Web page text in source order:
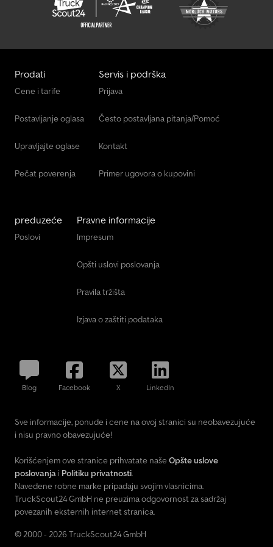
Prodati
Cene i tarife
Postavljanje oglasa
Upravljajte oglase
Pečat poverenja
Servis i podrška
Prijava
Često postavljana pitanja/Pomoć
Kontakt
Primer ugovora o kupovini
preduzeće
Poslovi
Pravne informacije
Impresum
Opšti uslovi poslovanja
Pravila tržišta
Izjava o zaštiti podataka
Blog Facebook X LinkedIn
Sve informacije, ponude i cene na ovoj stranici su neobavezujuće
i nisu pravno obavezujuće!
Korišćenjem ove stranice prihvatate naše Opšte uslove
poslovanja i Politiku privatnosti.
Navedene robne marke pripadaju svojim vlasnicima.
TruckScout24 GmbH ne preuzima odgovornost za sadržaj
povezanih eksternih internet stranica.
© 2000 - 2026 TruckScout24 GmbH